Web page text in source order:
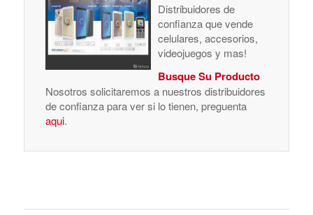
Distribuidores de
confianza que vende
celulares, accesorios,
videojuegos y mas!
Busque Su Producto
Nosotros solicitaremos a nuestros distribuidores
de confianza para ver si lo tienen, preguenta
aqui.